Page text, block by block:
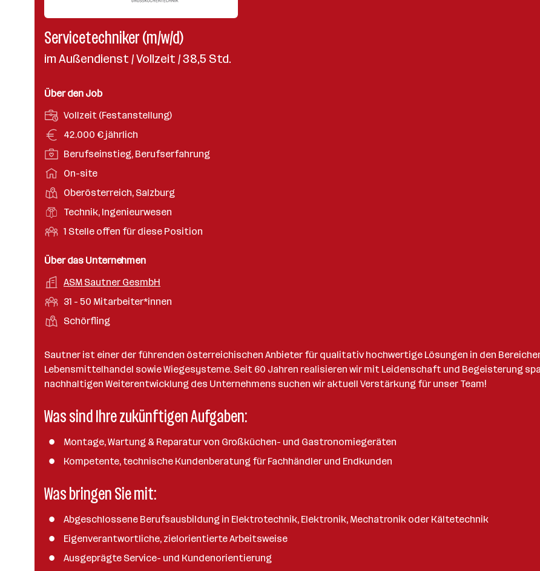
Servicetechniker (m/w/d)
im Außendienst / Vollzeit / 38,5 Std.
Über den Job
A
n
t
e
l
u
n
s
r
t
Vollzeit (Festanstellung)
G
e
h
a
l
t
42.000 € jährlich
P
o
i
t
i
n
e
b
n
Berufseinstieg, Berufserfahrung
A
r
b
e
i
s
m
o
d
e
On-site
D
i
n
t
o
t
e
Oberösterreich, Salzburg
B
e
u
s
f
l
e
r
Technik, Ingenieurwesen
O
f
n
e
S
l
l
e
1 Stelle offen für diese Position
Über das Unternehmen
A
r
e
t
g
e
e
ASM Sautner GesmbH
M
i
t
r
b
e
t
n
e
n
31 - 50 Mitarbeiter*innen
S
a
n
d
r
t
Schörfling
Sautner ist einer der führenden österreichischen Anbieter für qualitativ hochwertige Lösungen in den
Lebensmittelhandel sowie Wiegesysteme. Seit 60 Jahren realisieren wir mit Leidenschaft und Begeisterung
nachhaltigen Weiterentwicklung des Unternehmens suchen wir aktuell Verstärkung für unser Team!
Was sind Ihre zukünftigen Aufgaben:
Montage, Wartung & Reparatur von Großküchen- und Gastronomiegeräten
Kompetente, technische Kundenberatung für Fachhändler und Endkunden
Was bringen Sie mit:
Abgeschlossene Berufsausbildung in Elektrotechnik, Elektronik, Mechatronik oder Kältetechnik
Eigenverantwortliche, zielorientierte Arbeitsweise
Ausgeprägte Service- und Kundenorientierung